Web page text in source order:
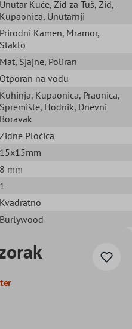
Unutar Kuće, Zid za Tuš, Zid,
Kupaonica, Unutarnji
Prirodni Kamen, Mramor,
Staklo
Mat, Sjajne, Poliran
Otporan na vodu
Kuhinja, Kupaonica, Praonica,
Spremište, Hodnik, Dnevni
Boravak
Zidne Pločica
15x15mm
8 mm
1
Kvadratno
Burlywood